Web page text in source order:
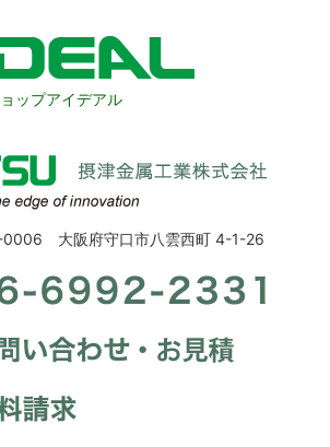
ップアイデアル
大阪府守口市八雲西町 4-1-26